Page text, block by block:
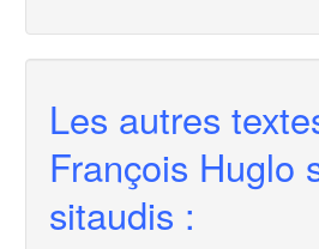
Les autres
François Huglo
sitaudis :